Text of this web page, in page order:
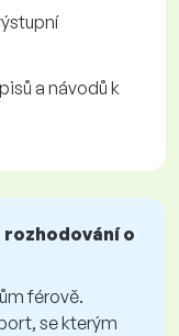
a návodů k
o
férově.
se kterým